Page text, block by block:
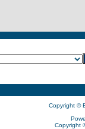
Copyright ©
Copyright